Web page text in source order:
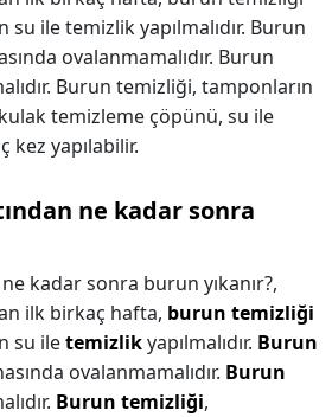
ile temizlik yapılmalıdır. Burun
ovalanmamalıdır. Burun
Burun temizliği, tamponların
kulak temizleme çöpünü, su ile
kez yapılabilir.
ne kadar sonra
kadar sonra burun yıkanır?,
ilk birkaç hafta, burun temizliği
su iletemizlikyapılmalıdır. Burun
ovalanmamalıdır. Burun
Burun temizliği,